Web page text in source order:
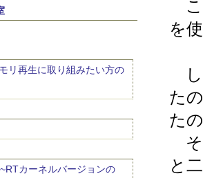
リ再生に取り組みたい方の
カーネルバージョンの
こ
を
し
た
た
そ
と